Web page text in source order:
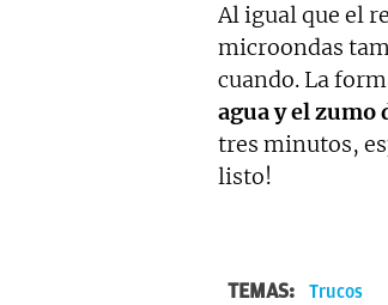
Al igual que el
microondas
cuando. La
agua y el zumo
tres minutos,
listo!
TEMAS: Trucos